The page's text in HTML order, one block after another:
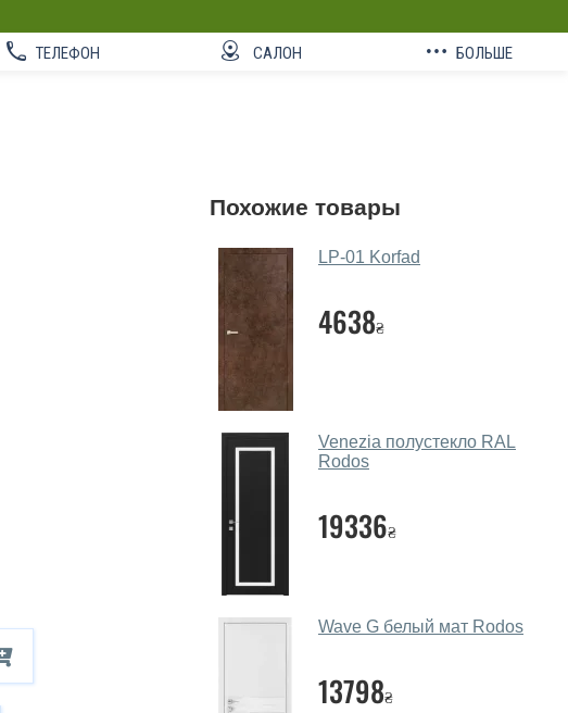
ТЕЛЕФОН САЛОН БОЛЬШЕ
Похожие товары
LP-01 Korfad
4638₴
Venezia полустекло RAL
Rodos
19336₴
Wave G белый мат Rodos
13798₴